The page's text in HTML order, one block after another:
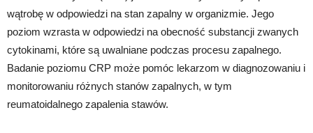
wątrobę w odpowiedzi na stan zapalny w organizmie. Jego
poziom wzrasta w odpowiedzi na obecność substancji zwanych
cytokinami, które są uwalniane podczas procesu zapalnego.
Badanie poziomu CRP może pomóc lekarzom w diagnozowaniu i
monitorowaniu różnych stanów zapalnych, w tym
reumatoidalnego zapalenia stawów.